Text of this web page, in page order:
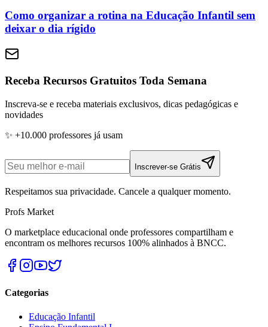
Como organizar a rotina na Educação Infantil sem
deixar o dia rígido
Receba Recursos Gratuitos Toda Semana
Inscreva-se e receba materiais exclusivos, dicas pedagógicas e
novidades
✨ +10.000 professores já usam
Inscrever-se Grátis
Respeitamos sua privacidade. Cancele a qualquer momento.
Profs Market
O marketplace educacional onde professores compartilham e
encontram os melhores recursos 100% alinhados à BNCC.
Categorias
Educação Infantil